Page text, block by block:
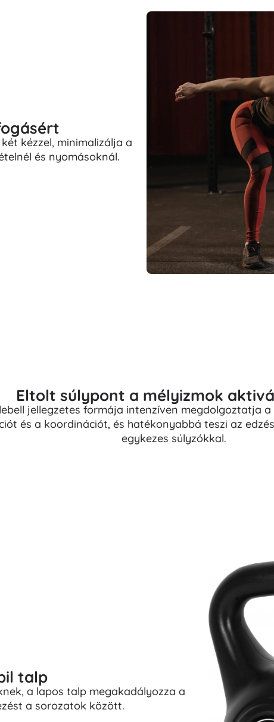
kézzel, minimalizálja a
és nyomásoknál.
Eltolt súlypont a mélyizmok
jellegzetes formája intenzíven megdolgoztatja
és a koordinációt, és hatékonyabbá teszi az
egykezes súlyzókkal.
talp
a lapos talp megakadályozza a
a sorozatok között.